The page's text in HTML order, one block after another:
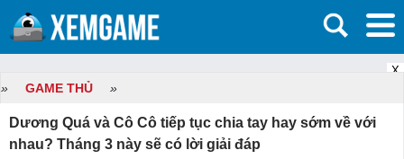
X
» GAME THỦ »
Dương Quá và Cô Cô tiếp tục chia tay hay sớm về với
nhau? Tháng 3 này sẽ có lời giải đáp